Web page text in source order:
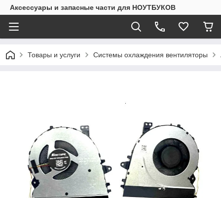
Аксессуары и запасные части для НОУТБУКОВ
Товары и услуги Системы охлаждения вентиляторы